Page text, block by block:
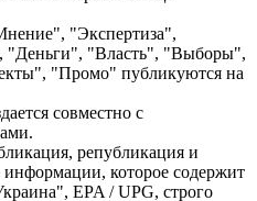
"Экспертиза",
"Деньги", "Власть", "Выборы",
"Промо" публикуются на
совместно с
републикация и
информации, которое содержит
EPA / UPG, строго